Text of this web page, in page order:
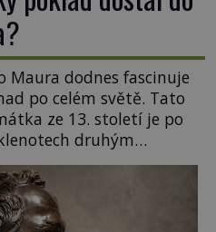
Maura dodnes fascinuje
po celém světě. Tato
ze 13. století je po
druhým
v České
v roce 1985 po
úspěšně
obestírá hustá mlha.